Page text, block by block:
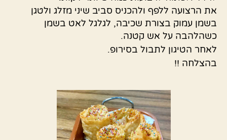
את הרצועה ללפף ולהכניס סביב שיני מזלג ולטגן
בשמן עמוק בצורת שכיבה, לגלגל לאט בשמן
כשהלהבה על אש קטנה.
לאחר הטיגון לתבול בסירופ.
בהצלחה !!